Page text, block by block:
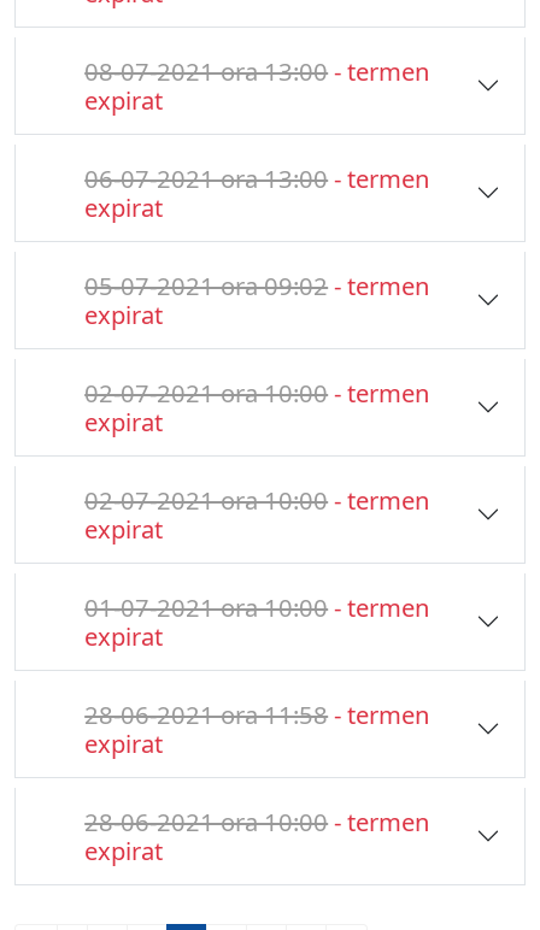
08-07-2021 ora 13:00- termen
expirat
06-07-2021 ora 13:00- termen
expirat
05-07-2021 ora 09:02- termen
expirat
02-07-2021 ora 10:00- termen
expirat
02-07-2021 ora 10:00- termen
expirat
01-07-2021 ora 10:00- termen
expirat
28-06-2021 ora 11:58- termen
expirat
28-06-2021 ora 10:00- termen
expirat